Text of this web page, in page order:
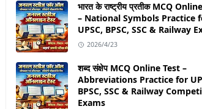
भारत के राष्ट्रीय प्रतीक MCQ
– National Symbols Practice
UPSC, BPSC, SSC & Railway
2026/4/23
शब्द संक्षेप MCQ Online Test –
Abbreviations Practice for
BPSC, SSC & Railway
Exams